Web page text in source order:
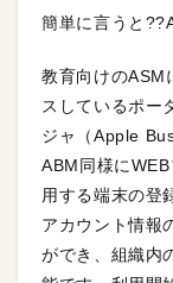
簡単に言うと
教育向けのASM
スしているポー
ジャ（Apple
ABM同様に
用する端末の登
アカウント情報
ができ、組織内